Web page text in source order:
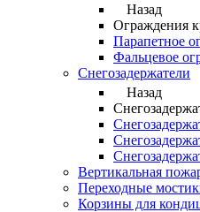
Назад
Ограждения
Парапетное
Фальцевое
Снегозадержатели
Назад
Вертикальная
Переходные
Корзины для